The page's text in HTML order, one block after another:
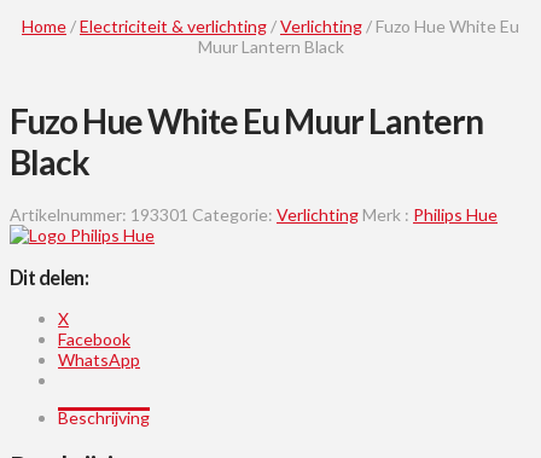
Home /Electriciteit & verlichting /Verlichting / Fuzo Hue White Eu
Muur Lantern Black
Fuzo Hue White Eu Muur Lantern
Black
Artikelnummer: 193301 Categorie: Verlichting Merk : Philips Hue
Dit delen:
X
Facebook
WhatsApp
Beschrijving